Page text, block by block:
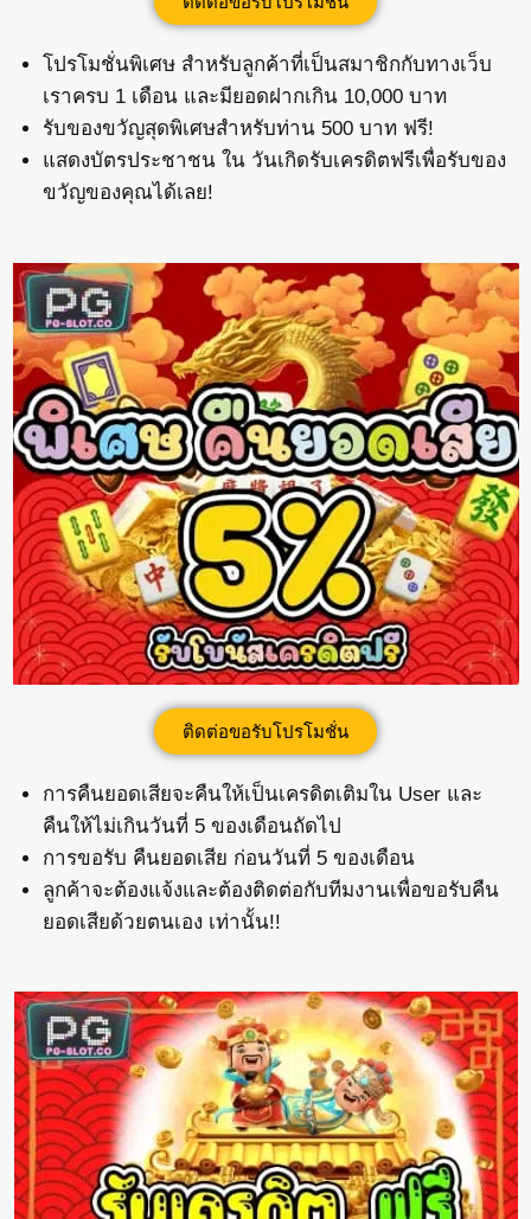
โปรโมชั่นพิเศษ สำหรับลูกค้าที่เป็นสมาชิกกับทางเว็บ
เราครบ 1 เดือน และมียอดฝากเกิน 10,000 บาท
รับของขวัญสุดพิเศษสำหรับท่าน 500 บาท ฟรี!
แสดงบัตรประชาชน ใน วันเกิดรับเครดิตฟรีเพื่อรับของ
ขวัญของคุณได้เลย!
ติดต่อขอรับโปรโมชั่น
การคืนยอดเสียจะคืนให้เป็นเครดิตเติมใน User และ
คืนให้ไม่เกินวันที่ 5 ของเดือนถัดไป
การขอรับ คืนยอดเสีย ก่อนวันที่ 5 ของเดือน
ลูกค้าจะต้องแจ้งและต้องติดต่อกับทีมงานเพื่อขอรับคืน
ยอดเสียด้วยตนเอง เท่านั้น!!